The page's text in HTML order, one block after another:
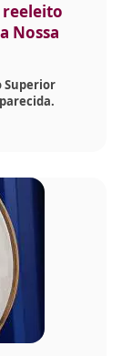
reeleito
Nossa
Superior